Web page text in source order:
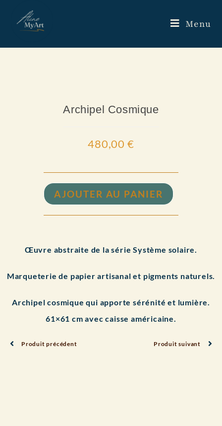
Menu
Archipel Cosmique
480,00 €
AJOUTER AU PANIER
Œuvre abstraite de la série Système solaire.
Marqueterie de papier artisanal et pigments naturels.
Archipel cosmique qui apporte sérénité et lumière.
61×61 cm avec caisse américaine.
Produit précédent Produit suivant